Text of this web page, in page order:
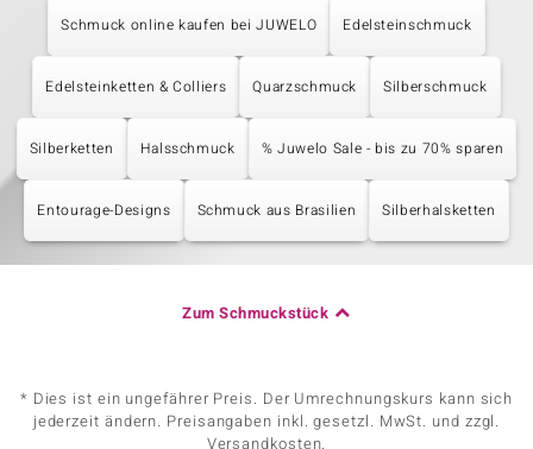
Schmuck online kaufen bei JUWELO Edelsteinschmuck
Edelsteinketten & Colliers Quarzschmuck Silberschmuck
Silberketten Halsschmuck % Juwelo Sale - bis zu 70% sparen
Entourage-Designs Schmuck aus Brasilien Silberhalsketten
Zum Schmuckstück
* Dies ist ein ungefährer Preis. Der Umrechnungskurs kann sich
jederzeit ändern. Preisangaben inkl. gesetzl. MwSt. und zzgl.
Versandkosten.